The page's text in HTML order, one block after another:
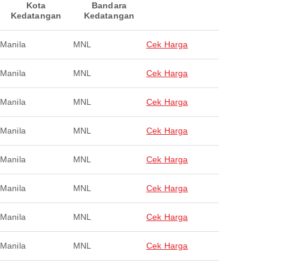
Kota
Kedatangan
Bandara
Kedatangan
Manila MNL Cek Harga
Manila MNL Cek Harga
Manila MNL Cek Harga
Manila MNL Cek Harga
Manila MNL Cek Harga
Manila MNL Cek Harga
Manila MNL Cek Harga
Manila MNL Cek Harga